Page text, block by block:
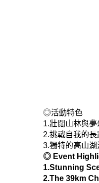
◎活動特色
1.壯闊山林與
2.挑戰自我的
3.獨特的高山
◎ Event
1.Stunning
2.The 39km